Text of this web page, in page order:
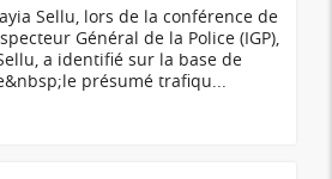
Sellu, lors de la conférence de
Général de la Police (IGP),
a identifié sur la base de
présumé trafiqu...